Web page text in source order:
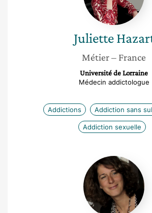
Juliette
Métier– France
Université de Lorraine
Médecin addictologue
Addictions Addiction sans
Addiction sexuelle
Delphine
Grenon